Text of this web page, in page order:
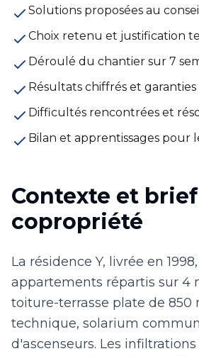
Solutions proposées au
Choix retenu et justification
Déroulé du chantier sur 7
Résultats chiffrés et garanties
Difficultés rencontrées et
Bilan et apprentissages pour
Contexte et
copropriété
La résidence Y, livrée en
appartements répartis sur 4
toiture-terrasse plate de 850
technique, solarium
d'ascenseurs. Les